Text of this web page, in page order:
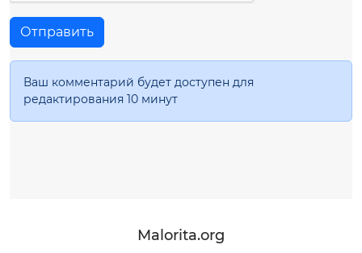
Отправить
Ваш комментарий будет доступен для
редактирования 10 минут
Malorita.org